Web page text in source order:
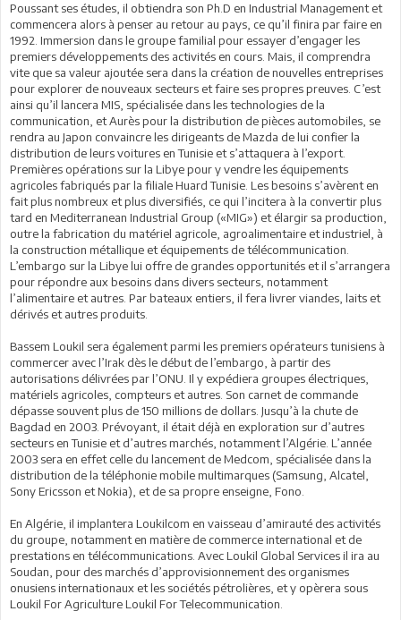
Poussant ses études, il obtiendra son Ph.D en Industrial Management et
commencera alors à penser au retour au pays, ce qu’il finira par faire en
1992. Immersion dans le groupe familial pour essayer d’engager les
premiers développements des activités en cours. Mais, il comprendra
vite que sa valeur ajoutée sera dans la création de nouvelles entreprises
pour explorer de nouveaux secteurs et faire ses propres preuves. C’est
ainsi qu’il lancera MIS, spécialisée dans les technologies de la
communication, et Aurès pour la distribution de pièces automobiles, se
rendra au Japon convaincre les dirigeants de Mazda de lui confier la
distribution de leurs voitures en Tunisie et s’attaquera à l’export.
Premières opérations sur la Libye pour y vendre les équipements
agricoles fabriqués par la filiale Huard Tunisie. Les besoins s’avèrent en
fait plus nombreux et plus diversifiés, ce qui l’incitera à la convertir plus
tard en Mediterranean Industrial Group («MIG») et élargir sa production,
outre la fabrication du matériel agricole, agroalimentaire et industriel, à
la construction métallique et équipements de télécommunication.
L’embargo sur la Libye lui offre de grandes opportunités et il s’arrangera
pour répondre aux besoins dans divers secteurs, notamment
l’alimentaire et autres. Par bateaux entiers, il fera livrer viandes, laits et
dérivés et autres produits.
Bassem Loukil sera également parmi les premiers opérateurs tunisiens à
commercer avec l’Irak dès le début de l’embargo, à partir des
autorisations délivrées par l’ONU. Il y expédiera groupes électriques,
matériels agricoles, compteurs et autres. Son carnet de commande
dépasse souvent plus de 150 millions de dollars. Jusqu’à la chute de
Bagdad en 2003. Prévoyant, il était déjà en exploration sur d’autres
secteurs en Tunisie et d’autres marchés, notamment l’Algérie. L’année
2003 sera en effet celle du lancement de Medcom, spécialisée dans la
distribution de la téléphonie mobile multimarques (Samsung, Alcatel,
Sony Ericsson et Nokia), et de sa propre enseigne, Fono.
En Algérie, il implantera Loukilcom en vaisseau d’amirauté des activités
du groupe, notamment en matière de commerce international et de
prestations en télécommunications. Avec Loukil Global Services il ira au
Soudan, pour des marchés d’approvisionnement des organismes
onusiens internationaux et les sociétés pétrolières, et y opèrera sous
Loukil For Agriculture Loukil For Telecommunication.